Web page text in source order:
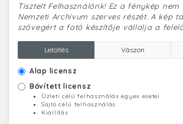
Tisztelt Felhasználónk! Ez a fénykép nem
Nemzeti Archívum szerves részét. A kép
szövegért a fotó készítője vállalja a
Letöltés Vászon
Alap licensz
Bővített licensz
Üzleti célú felhasználás egyes esetei
Sajtó célú felhasználás
Kiállítás